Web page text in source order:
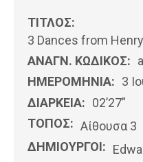
ΤΙΤΛΟΣ:
3 Dances from
ΑΝΑΓΝ. ΚΩΔΙΚΟΣ:
ΗΜΕΡΟΜΗΝΊΑ: 3
ΔΙΑΡΚΕΙΑ: 02’27”
ΤΟΠΟΣ: Αίθουσα 3
ΔΗΜΙΟΥΡΓΟΙ: